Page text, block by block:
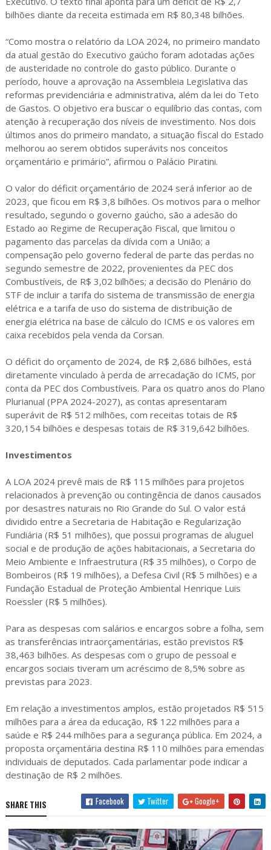
bilhões diante da receita estimada em R$ 80,348 bilhões.
“Como mostra o relatório da LOA 2024, no primeiro mandato
da atual gestão do Executivo gaúcho foram adotadas ações
de austeridade no controle do gasto público. Durante o
período, houve a aprovação na Assembleia Legislativa das
reformas previdenciária e administrativa, além da lei do Teto
de Gastos. O objetivo era buscar o equilíbrio das contas, com
atenção à recuperação dos níveis de investimento. Nos dois
últimos anos do primeiro mandato, a situação fiscal do Estado
melhorou ao serem obtidos superávits nos conceitos
orçamentário e primário”, afirmou o Palácio Piratini.
O valor do déficit orçamentário de 2024 será inferior ao de
2023, que ficou em R$ 3,8 bilhões. Os motivos para o melhor
resultado, segundo o governo gaúcho, são a adesão do
Estado ao Regime de Recuperação Fiscal, que limitou o
pagamento das parcelas da dívida com a União; a
compensação pelo governo federal de parte das perdas no
segundo semestre de 2022, provenientes da PEC dos
Combustíveis, de R$ 3,02 bilhões; a decisão do Plenário do
STF de incluir a tarifa do sistema de transmissão de energia
elétrica e a tarifa de uso do sistema de distribuição de
energia elétrica na base de cálculo do ICMS e os valores em
caixa recebidos pela venda da Corsan.
O déficit do orçamento de 2024, de R$ 2,686 bilhões, está
diretamente vinculado à perda de arrecadação do ICMS, por
conta da PEC dos Combustíveis. Para os quatro anos do Plano
Plurianual (PPA 2024-2027), as contas apresentaram
superávit de R$ 512 milhões, com receitas totais de R$
320,154 bilhões e despesas totais de R$ 319,642 bilhões.
Investimentos
A LOA 2024 prevê mais de R$ 115 milhões para projetos
relacionados à prevenção ou contingência de danos causados
por desastres naturais no Rio Grande do Sul. O valor está
dividido entre a Secretaria de Habitação e Regularização
Fundiária (R$ 51 milhões), que possui programas de aluguel
social e de produção de ações habitacionais, a Secretaria do
Meio Ambiente e Infraestrutura (R$ 35 milhões), o Corpo de
Bombeiros (R$ 19 milhões), a Defesa Civil (R$ 5 milhões) e a
Fundação Estadual de Proteção Ambiental Henrique Luis
Roessler (R$ 5 milhões).
Para as despesas com salários e encargos sobre a folha, sem
as transferências intraorçamentárias, estão previstos R$
38,463 bilhões. As despesas com o grupo de pessoal e
encargos sociais tiveram um acréscimo de 8,5% sobre as
previstas para 2023.
Em relação a investimentos amplos, estão projetados R$ 515
milhões para a área da educação, R$ 122 milhões para a
saúde e R$ 244 milhões para a segurança pública. Em 2024, a
proposta orçamentária destina R$ 110 milhões para emendas
individuais de deputados. Cada parlamentar pode indicar a
destinação de R$ 2 milhões.
SHARE THIS Facebook Twitter Google+